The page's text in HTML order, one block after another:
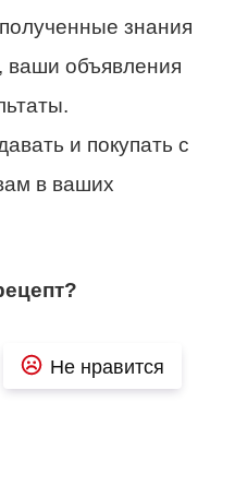
знания
ваши объявления
и покупать с
в ваших
Не нравится